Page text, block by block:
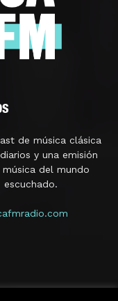
de música clásica
y una emisión
del mundo